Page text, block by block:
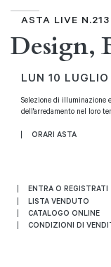
ASTA LIVE N.213
Design,
LUN 10
Selezione di illuminazione
dell'arredamento nel loro
ORARI ASTA
ENTRA O REGISTRATI
LISTA VENDUTO
CATALOGO ONLINE
CONDIZIONI DI